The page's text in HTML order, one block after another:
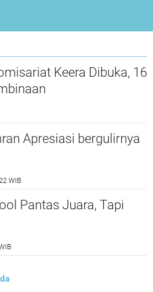
Keera Dibuka, 16
WIB
Pantas Juara, Tapi